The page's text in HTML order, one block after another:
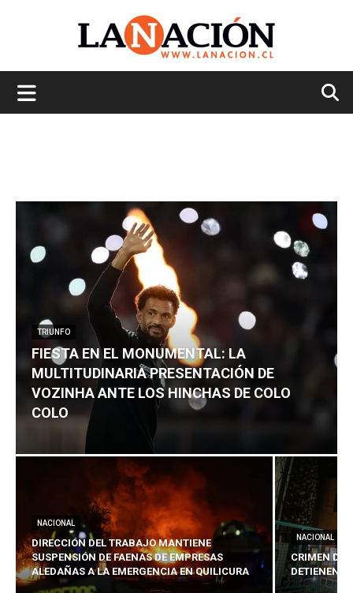
TRIUNFO
FIESTA EN EL MONUMENTAL: LA
MULTITUDINARIA PRESENTACIÓN DE
VOZINHA ANTE LOS HINCHAS DE COLO
COLO
NACIONAL
DIRECCIÓN DEL TRABAJO MANTIENE
SUSPENSIÓN DE FAENAS DE EMPRESAS
ALEDAÑAS A LA EMERGENCIA EN QUILICURA
NACIONAL
CRIMEN DE
DETIENEN